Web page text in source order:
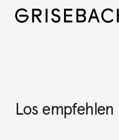
Los empfehlen